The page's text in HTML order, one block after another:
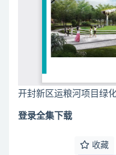
开封新区运粮河项目绿
登录全集下载
收藏